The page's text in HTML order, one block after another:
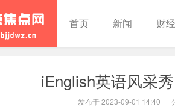
焦点
首页 新闻 财经
iEnglish英语风采
发布于 2023-09-01 14:40